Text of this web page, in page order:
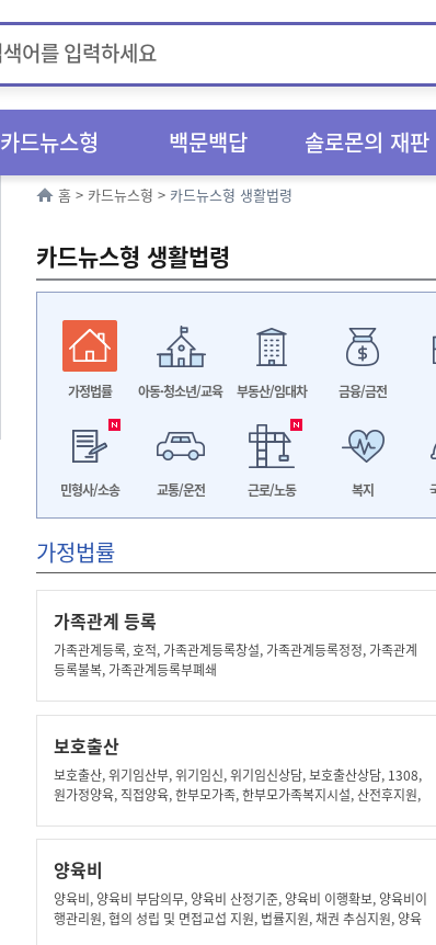
카드뉴스형 백문백답 솔로몬의 재판
홈 > 카드뉴스형 > 카드뉴스형 생활법령
카드뉴스형 생활법령
가정법률 아동·청소년/교육 부동산/임대차 금융/금전
민형사/소송 교통/운전 근로/노동 복지
가정법률
가족관계 등록
가족관계등록, 호적, 가족관계등록창설, 가족관계등록정정, 가족관계
등록불복, 가족관계등록부폐쇄
보호출산
보호출산, 위기임산부, 위기임신, 위기임신상담, 보호출산상담, 1308,
원가정양육, 직접양육, 한부모가족, 한부모가족복지시설, 산전후지원,
출생확인서, 성본창설, 가족관계등록부기록, 아동보호신청, 아동인도,
입양, 친권정지, 긴급보호비, 출생증서공개, 생모정보, 생부정보, 아동
권리보장원
양육비
양육비, 양육비 부담의무, 양육비 산정기준, 양육비 이행확보, 양육비이
행관리원, 협의 성립 및 면접교섭 지원, 법률지원, 채권 추심지원, 양육